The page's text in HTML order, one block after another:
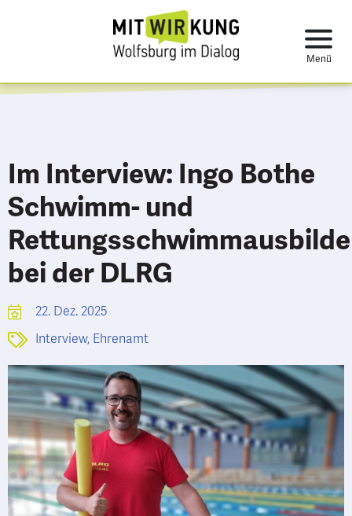
Im Interview: Ingo Bothe
Schwimm- und
bei der DLRG
22. Dez. 2025
Interview, Ehrenamt